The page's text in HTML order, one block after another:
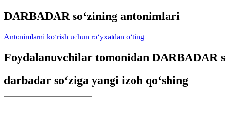
DARBADAR so‘zining antonimlari
Antonimlarni ko‘rish uchun ro‘yxatdan o‘ting
Foydalanuvchilar tomonidan DARBADAR
darbadar so‘ziga yangi izoh qo‘shing